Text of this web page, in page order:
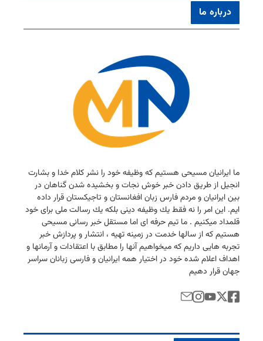
درباره ما
ما ایرانیان مسیحی هستیم كه وظیفه خود را نشر كلام خدا و بشارت
انجیل از طریق دادن خبر خوش نجات و بخشیده شدن گناهان در
بین ایرانیان و مردم فارس زبان افغانستان و تاجیكستان قرار داده
ایم. این امر را نه فقط یك وظیفه دینی بلكه یك رسالت ملی برای خود
قلمداد میكنیم . ما تیم حرفه ای اما مستقل خبر رسانی مسیحی
هستیم كه از سالها خدمت در زمینه تهیه ، انتشار و پردازش خبر
تجربه هایی داریم كه میخواهیم آنها را مطابق با اعتقادات و آرمانها و
اهداف اعلام شده خود در اختیار همه ایرانیان و فارسی زبانان سراسر
جهان قرار دهیم